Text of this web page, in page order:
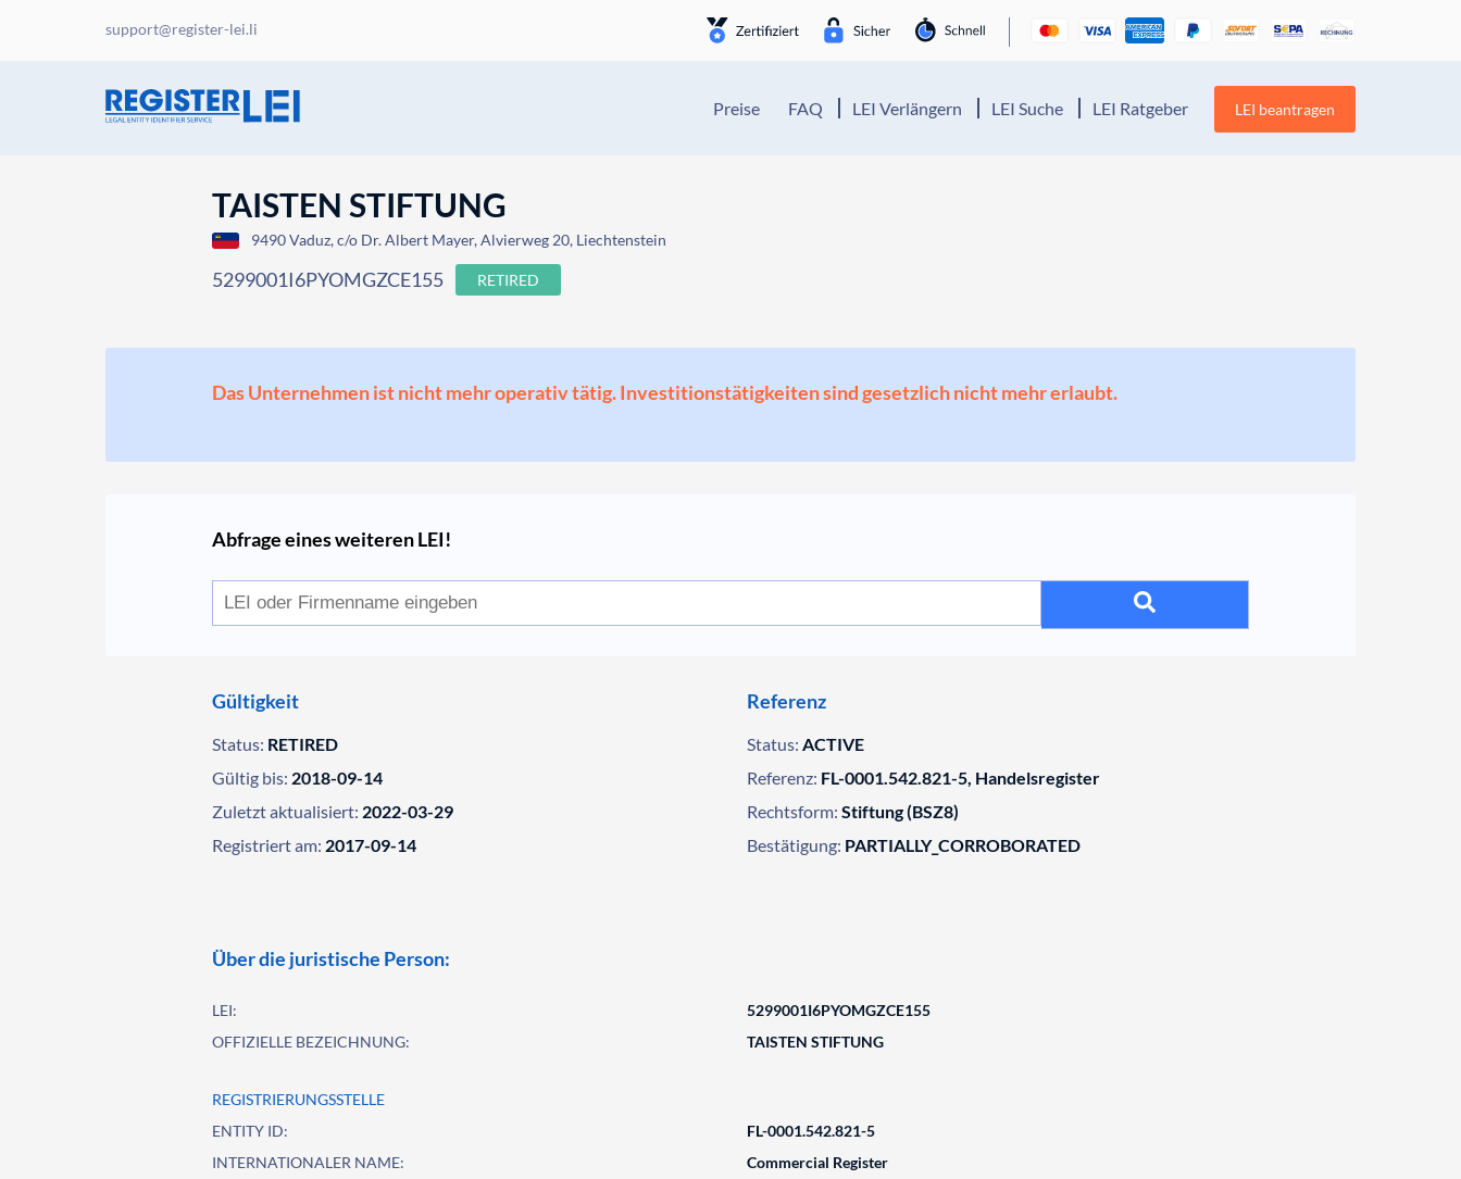
support@register-lei.li
Preise FAQ LEI Verlängern LEI Suche LEI Ratgeber LEI beantragen
TAISTEN STIFTUNG
9490 Vaduz, c/o Dr. Albert Mayer, Alvierweg 20, Liechtenstein
5299001I6PYOMGZCE155 RETIRED
Das Unternehmen ist nicht mehr operativ tätig. Investitionstätigkeiten sind gesetzlich nicht mehr erlaubt.
Abfrage eines weiteren LEI!
Gültigkeit
Status: RETIRED
Gültig bis: 2018-09-14
Zuletzt aktualisiert: 2022-03-29
Registriert am: 2017-09-14
Referenz
Status: ACTIVE
Referenz: FL-0001.542.821-5, Handelsregister
Rechtsform: Stiftung (BSZ8)
Bestätigung: PARTIALLY_CORROBORATED
Über die juristische Person:
LEI:
5299001I6PYOMGZCE155
OFFIZIELLE BEZEICHNUNG:
TAISTEN STIFTUNG
REGISTRIERUNGSSTELLE
ENTITY ID:
FL-0001.542.821-5
INTERNATIONALER NAME:
Commercial Register